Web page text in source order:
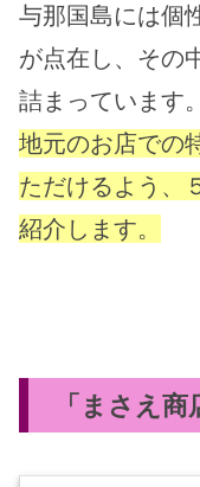
与那国島には個
が点在し、その
詰まっています。
地元のお店での
ただけるよう、
紹介します。
「まさえ